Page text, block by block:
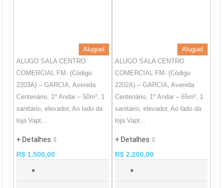
Aluguel
ALUGO SALA CENTRO
COMERCIAL FM- (Código
2203A) – GARCIA, Avenida
Centenário, 1º Andar – 50m², 1
sanitário, elevador, Ao lado da
loja Vapt...
+ Detalhes
R$ 1.500,00
×
Aluguel
ALUGO SALA CENTRO
COMERCIAL FM- (Código
2202A) – GARCIA, Avenida
Centenário, 1º Andar – 65m², 1
sanitário, elevador, Ao lado da
loja Vapt...
+ Detalhes
R$ 2.200,00
×